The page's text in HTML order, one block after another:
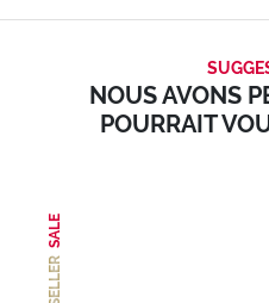
NOUS AVONS
POURRAIT
SALE